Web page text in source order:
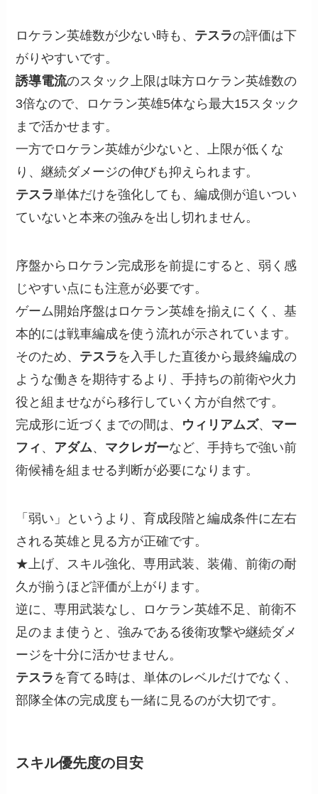
ロケラン英雄数が少ない時も、 テスラの評価は下
がりやすいです。
誘導電流のスタック上限は味方ロケラン英雄数の
3倍なので、ロケラン英雄5体なら最大15スタック
まで活かせます。
一方でロケラン英雄が少ないと、上限が低くな
り、継続ダメージの伸びも抑えられます。
テスラ単体だけを強化しても、編成側が追いつい
ていないと本来の強みを出し切れません。
序盤からロケラン完成形を前提にすると、弱く感
じやすい点にも注意が必要です。
ゲーム開始序盤はロケラン英雄を揃えにくく、基
本的には戦車編成を使う流れが示されています。
そのため、 テスラ を入手した直後から最終編成の
ような働きを期待するより、手持ちの前衛や火力
役と組ませながら移行していく方が自然です。
完成形に近づくまでの間は、 ウィリアムズ、 マー
フィ 、 アダム、 マクレガーなど、手持ちで強い前
衛候補を組ませる判断が必要になります。
「弱い」というより、育成段階と編成条件に左右
される英雄と見る方が正確です。
★上げ、スキル強化、専用武装、装備、前衛の耐
久が揃うほど評価が上がります。
逆に、専用武装なし、ロケラン英雄不足、前衛不
足のまま使うと、強みである後衛攻撃や継続ダメ
ージを十分に活かせません。
テスラ を育てる時は、単体のレベルだけでなく、
部隊全体の完成度も一緒に見るのが大切です。
スキル優先度の目安